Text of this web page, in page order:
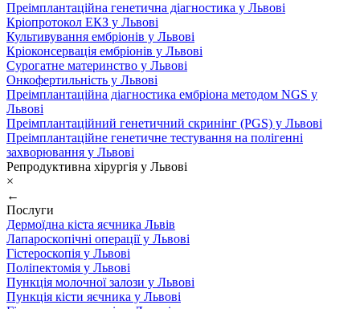
Преімплантаційна генетична діагностика у Львові
Кріопротокол ЕКЗ у Львові
Культивування ембріонів у Львові
Кріоконсервація ембріонів у Львові
Сурогатне материнство у Львові
Онкофертильність у Львові
Преімплантаційна діагностика ембріона методом NGS у
Львові
Преімплантаційний генетичний скринінг (PGS) у Львові
Преімплантаційне генетичне тестування на полігенні
захворювання у Львові
Репродуктивна хірургія у Львові
×
←
Послуги
Дермоїдна кіста яєчника Львів
Лапароскопічні операції у Львові
Гістероскопія у Львові
Поліпектомія у Львові
Пункція молочної залози у Львові
Пункція кісти яєчника у Львові